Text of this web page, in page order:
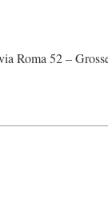
Roma 52 –